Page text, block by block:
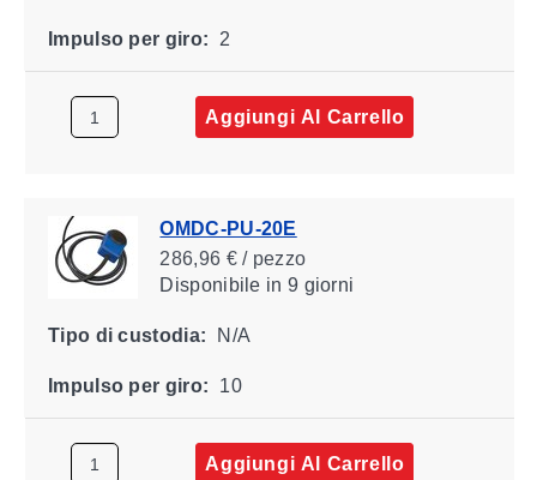
Impulso per giro: 2
Aggiungi Al Carrello
OMDC-PU-20E
286,96 € / pezzo
Disponibile in 9 giorni
Tipo di custodia: N/A
Impulso per giro: 10
Aggiungi Al Carrello